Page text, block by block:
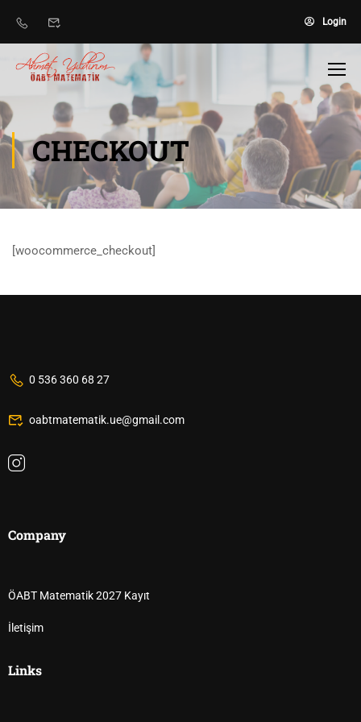
Login
CHECKOUT
[woocommerce_checkout]
0 536 360 68 27
oabtmatematik.ue@gmail.com
Company
ÖABT Matematik 2027 Kayıt
İletişim
Links